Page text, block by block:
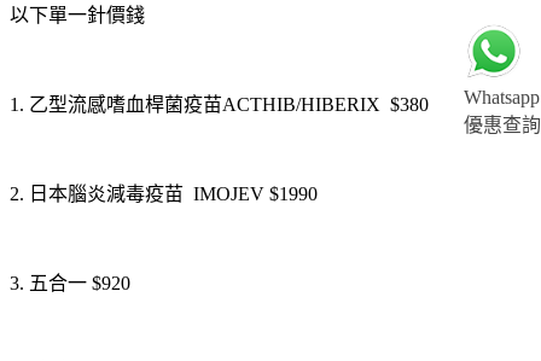
Whatsapp
優惠查詢
以下單一針價錢
1. 乙型流感嗜血桿菌疫苗ACTHIB/HIBERIX $380
2. 日本腦炎減毒疫苗 IMOJEV $1990
3. 五合一 $920